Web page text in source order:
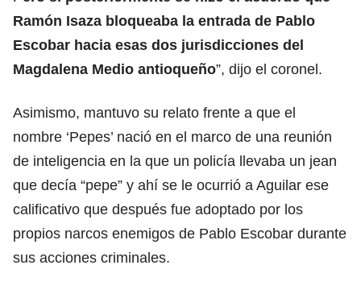
Ramón Isaza bloqueaba la entrada de Pablo
Escobar hacia esas dos jurisdicciones del
Magdalena Medio antioqueño”, dijo el coronel.
Asimismo, mantuvo su relato frente a que el
nombre ‘Pepes’ nació en el marco de una reunión
de inteligencia en la que un policía llevaba un jean
que decía “pepe” y ahí se le ocurrió a Aguilar ese
calificativo que después fue adoptado por los
propios narcos enemigos de Pablo Escobar durante
sus acciones criminales.